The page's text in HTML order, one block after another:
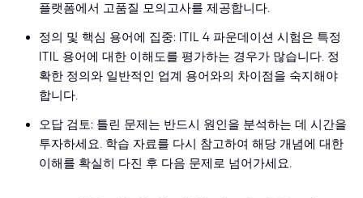
플랫폼에서 고품질 모의고사를 제공합니다.
정의 및 핵심 용어에 집중: ITIL 4 파운데이션 시험은 특정
ITIL 용어에 대한 이해도를 평가하는 경우가 많습니다. 정
확한 정의와 일반적인 업계 용어와의 차이점을 숙지해야
합니다.
오답 검토: 틀린 문제는 반드시 원인을 분석하는 데 시간을
투자하세요. 학습 자료를 다시 참고하여 해당 개념에 대한
이해를 확실히 다진 후 다음 문제로 넘어가세요.